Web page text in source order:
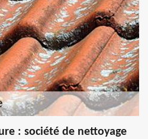
: société de nettoyage